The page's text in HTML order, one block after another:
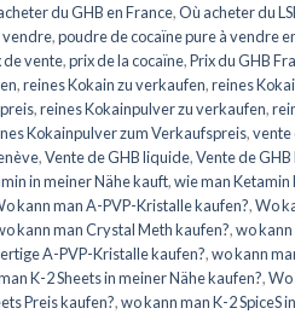
du GHB en France,Où acheter du
vendre,poudre de cocaïne pure à vendre
de vente,prix de la cocaïne,Prix du GHB
,reines Kokain zu verkaufen,reines
,reines Kokainpulver zu verkaufen,
Kokainpulver zum Verkaufspreis,vente
,Vente de GHB liquide,Vente de
in meiner Nähe kauft,wie man Ketamin
kann man A-PVP-Kristalle kaufen?,Wo
kann man Crystal Meth kaufen?,wo
A-PVP-Kristalle kaufen?,wo kann
K-2 Sheets in meiner Nähe kaufen?,Wo
Preis kaufen?,wo kann man K-2 SpiceS